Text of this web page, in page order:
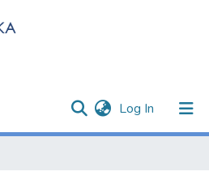
Log In (current)